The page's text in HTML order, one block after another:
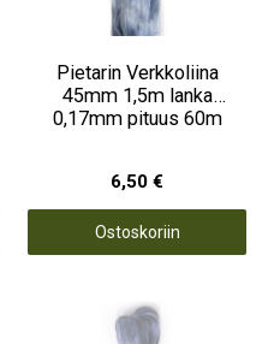
Pietarin Verkkoliina
45mm 1,5m lanka
0,17mm pituus 60m
6,50 €
Ostoskoriin